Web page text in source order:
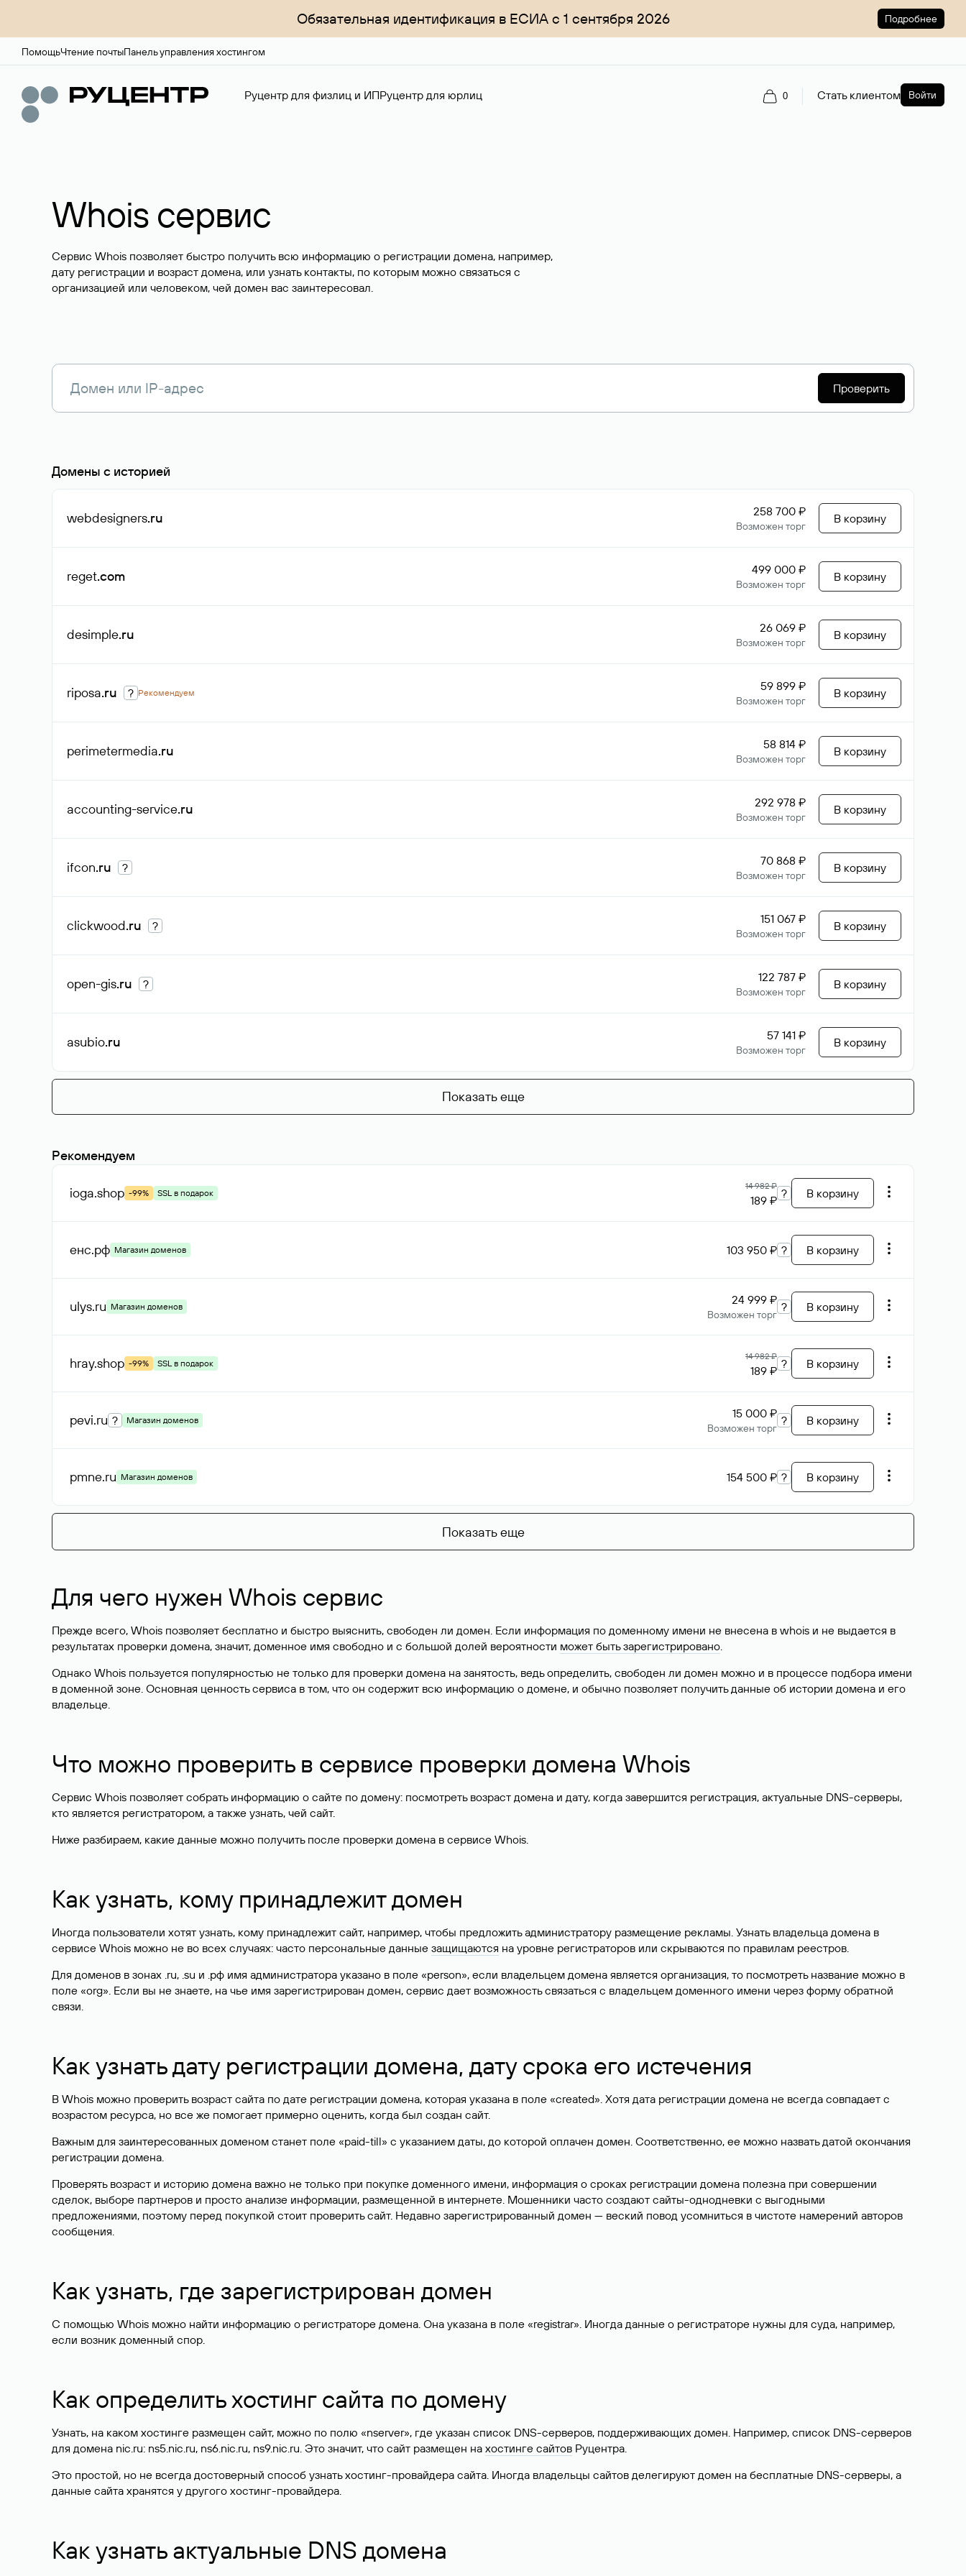
Обязательная идентификация в ЕСИА с 1 сентября 2026 Подробнее
ПомощьЧтение почтыПанель управления хостингом
Руцентр для физлиц и ИПРуцентр для юрлиц 0 Стать клиентом Войти
Whois сервис
Сервис Whois позволяет быстро получить всю информацию о регистрации домена, например,
дату регистрации и возраст домена, или узнать контакты, по которым можно связаться с
организацией или человеком, чей домен вас заинтересовал.
Проверить
Домены с историей
webdesigners.ru 258 700 ₽
Возможен торг
В корзину
reget.com 499 000 ₽
Возможен торг
В корзину
desimple.ru 26 069 ₽
Возможен торг
В корзину
riposa.ru ? Рекомендуем 59 899 ₽
Возможен торг
В корзину
perimetermedia.ru 58 814 ₽
Возможен торг
В корзину
accounting-service.ru 292 978 ₽
Возможен торг
В корзину
ifcon.ru ? 70 868 ₽
Возможен торг
В корзину
clickwood.ru ? 151 067 ₽
Возможен торг
В корзину
open-gis.ru ? 122 787 ₽
Возможен торг
В корзину
asubio.ru 57 141 ₽
Возможен торг
В корзину
Показать еще
Рекомендуем
ioga.shop -99% SSL в подарок
14 982 ₽
189 ₽ ? В корзину
енс.рф Магазин доменов 103 950 ₽ ? В корзину
ulys.ru Магазин доменов 24 999 ₽
Возможен торг
? В корзину
hray.shop -99% SSL в подарок
14 982 ₽
189 ₽ ? В корзину
pevi.ru ? Магазин доменов 15 000 ₽
Возможен торг
? В корзину
pmne.ru Магазин доменов 154 500 ₽ ? В корзину
Показать еще
Для чего нужен Whois сервис
Прежде всего, Whois позволяет бесплатно и быстро выяснить, свободен ли домен. Если информация по доменному имени не внесена в whois и не выдается в
результатах проверки домена, значит, доменное имя свободно и с большой долей вероятности может быть зарегистрировано.
Однако Whois пользуется популярностью не только для проверки домена на занятость, ведь определить, свободен ли домен можно и в процессе подбора имени
в доменной зоне. Основная ценность сервиса в том, что он содержит всю информацию о домене, и обычно позволяет получить данные об истории домена и его
владельце.
Что можно проверить в сервисе проверки домена Whois
Сервис Whois позволяет собрать информацию о сайте по домену: посмотреть возраст домена и дату, когда завершится регистрация, актуальные DNS-серверы,
кто является регистратором, а также узнать, чей сайт.
Ниже разбираем, какие данные можно получить после проверки домена в сервисе Whois.
Как узнать, кому принадлежит домен
Иногда пользователи хотят узнать, кому принадлежит сайт, например, чтобы предложить администратору размещение рекламы. Узнать владельца домена в
сервисе Whois можно не во всех случаях: часто персональные данные защищаются на уровне регистраторов или скрываются по правилам реестров.
Для доменов в зонах .ru, .su и .рф имя администратора указано в поле «person», если владельцем домена является организация, то посмотреть название можно в
поле «org». Если вы не знаете, на чье имя зарегистрирован домен, сервис дает возможность связаться с владельцем доменного имени через форму обратной
связи.
Как узнать дату регистрации домена, дату срока его истечения
В Whois можно проверить возраст сайта по дате регистрации домена, которая указана в поле «created». Хотя дата регистрации домена не всегда совпадает с
возрастом ресурса, но все же помогает примерно оценить, когда был создан сайт.
Важным для заинтересованных доменом станет поле «paid-till» с указанием даты, до которой оплачен домен. Соответственно, ее можно назвать датой окончания
регистрации домена.
Проверять возраст и историю домена важно не только при покупке доменного имени, информация о сроках регистрации домена полезна при совершении
сделок, выборе партнеров и просто анализе информации, размещенной в интернете. Мошенники часто создают сайты-однодневки с выгодными
предложениями, поэтому перед покупкой стоит проверить сайт. Недавно зарегистрированный домен — веский повод усомниться в чистоте намерений авторов
сообщения.
Как узнать, где зарегистрирован домен
С помощью Whois можно найти информацию о регистраторе домена. Она указана в поле «registrar». Иногда данные о регистраторе нужны для суда, например,
если возник доменный спор.
Как определить хостинг сайта по домену
Узнать, на каком хостинге размещен сайт, можно по полю «nserver», где указан список DNS-серверов, поддерживающих домен. Например, список DNS-серверов
для домена nic.ru: ns5.nic.ru, ns6.nic.ru, ns9.nic.ru. Это значит, что сайт размещен на хостинге сайтов Руцентра.
Это простой, но не всегда достоверный способ узнать хостинг-провайдера сайта. Иногда владельцы сайтов делегируют домен на бесплатные DNS-серверы, а
данные сайта хранятся у другого хостинг-провайдера.
Как узнать актуальные DNS домена